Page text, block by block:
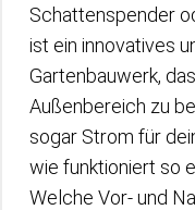
Schattenspender
ist ein innovatives
Gartenbauwerk,
Außenbereich zu
sogar Strom für
wie funktioniert so
Welche Vor- und